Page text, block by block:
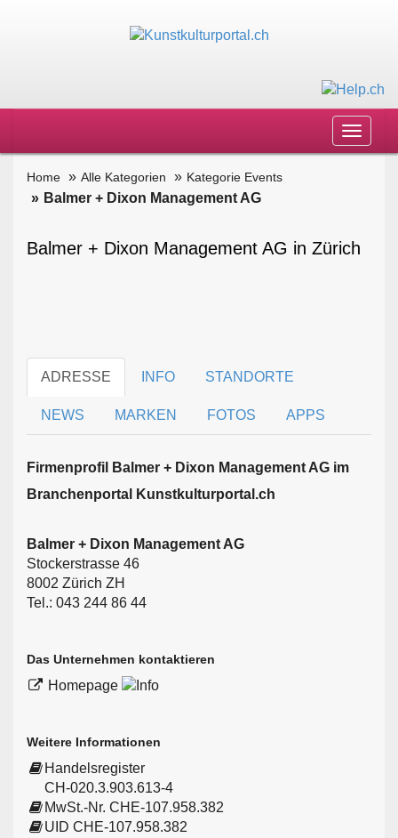
Toggle
Home Alle Kategorien Kategorie Events
Balmer + Dixon Management AG
Balmer + Dixon Management AG in Zürich
ADRESSE INFO STANDORTE
NEWS MARKEN FOTOS APPS
Firmen­profil Balmer + Dixon Management AG im
Branchen­portal Kunstkulturportal.ch
Balmer + Dixon Management AG
Stockerstrasse 46
8002 Zürich ZH
Tel.: 043 244 86 44
Das Unternehmen kontaktieren
Homepage
Weitere Informationen
Handelsregister
CH-020.3.903.613-4
MwSt.-Nr. CHE-107.958.382
UID CHE-107.958.382